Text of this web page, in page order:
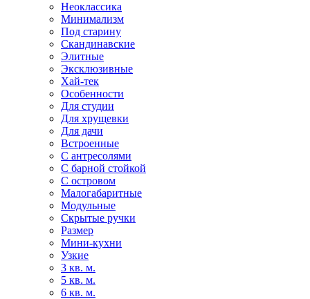
Неоклассика
Минимализм
Под старину
Скандинавские
Элитные
Эксклюзивные
Хай-тек
Особенности
Для студии
Для хрущевки
Для дачи
Встроенные
С антресолями
С барной стойкой
С островом
Малогабаритные
Модульные
Скрытые ручки
Размер
Мини-кухни
Узкие
3 кв. м.
5 кв. м.
6 кв. м.